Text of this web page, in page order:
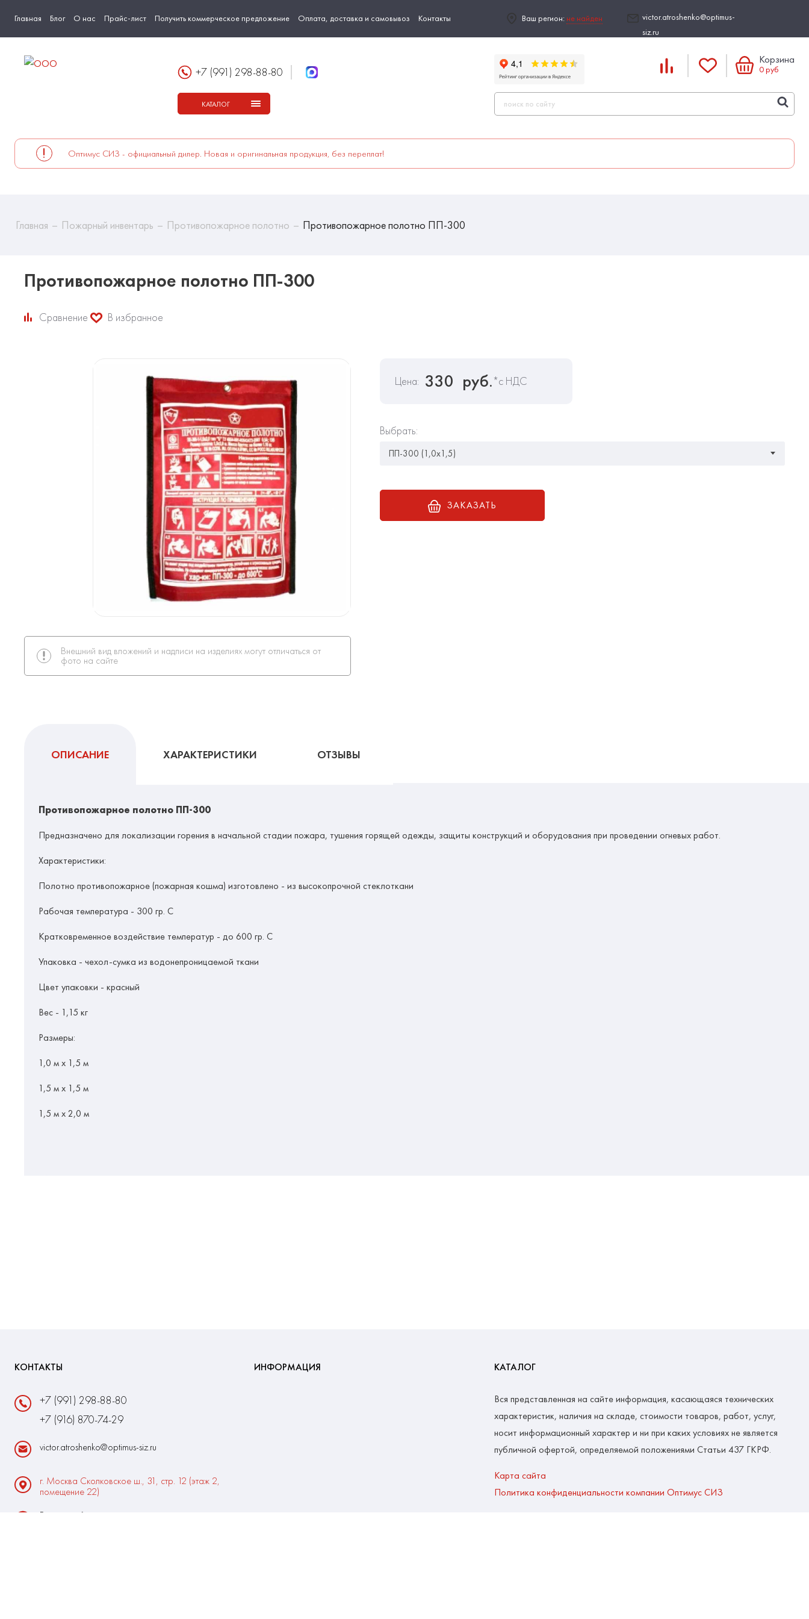
Главная Блог О нас Прайс-лист Получить коммерческое предложение Оплата, доставка и самовывоз Контакты Ваш регион: не найден
victor.atroshenko@optimus-
siz.ru
+7 (991) 298-88-80
КАТАЛОГ
Корзина
0руб
Оптимус СИЗ - официальный дилер. Новая и оригинальная продукция, без переплат!
Главная Пожарный инвентарь Противопожарное полотно Противопожарное полотно ПП-300
Противопожарное полотно ПП-300
Сравнение В избранное
Внешний вид вложений и надписи на изделиях могут отличаться от
фото на сайте
Цена: 330 руб.*с НДС
Выбрать:
ЗАКАЗАТЬ
ОПИСАНИЕ ХАРАКТЕРИСТИКИ ОТЗЫВЫ
Противопожарное полотно ПП-300
Предназначено для локализации горения в начальной стадии пожара, тушения горящей одежды, защиты конструкций и оборудования при проведении огневых работ.
Характеристики:
Полотно противопожарное (пожарная кошма) изготовлено - из высокопрочной стеклоткани
Рабочая температура - 300 гр. С
Кратковременное воздействие температур - до 600 гр. С
Упаковка - чехол-сумка из водонепроницаемой ткани
Цвет упаковки - красный
Вес - 1,15 кг
Размеры:
1,0 м х 1,5 м
1,5 м х 1,5 м
1,5 м х 2,0 м
КОНТАКТЫ
+7 (991) 298-88-80
+7 (916) 870-74-29
victor.atroshenko@optimus-siz.ru
г. Москва Сколковское ш., 31, стр. 12 (этаж 2,
помещение 22)
Время работы:
ИНФОРМАЦИЯ КАТАЛОГ
Вся представленная на сайте информация, касающаяся технических
характеристик, наличия на складе, стоимости товаров, работ, услуг,
носит информационный характер и ни при каких условиях не является
публичной офертой, определяемой положениями Статьи 437 ГКРФ.
Карта сайта
Политика конфиденциальности компании Оптимус СИЗ